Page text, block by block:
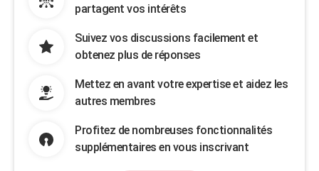
partagent vos intérêts
Suivez vos discussions facilement et
obtenez plus de réponses
Mettez en avant votre expertise et aidez les
autres membres
Profitez de nombreuses fonctionnalités
supplémentaires en vous inscrivant